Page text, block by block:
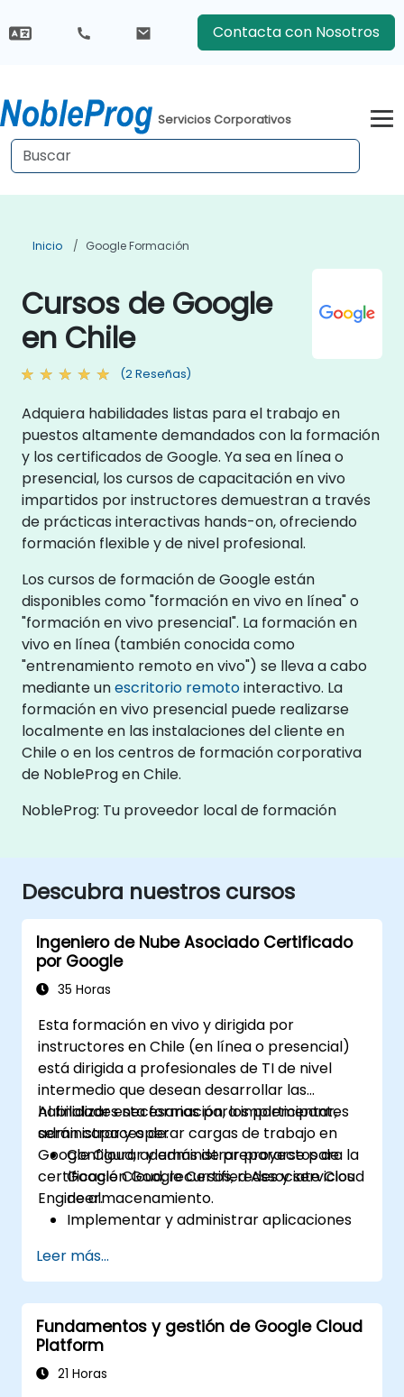
Contacta con Nosotros
Servicios Corporativos
Inicio Google Formación
Cursos de Google
en Chile
(2 Reseñas)
Adquiera habilidades listas para el trabajo en
puestos altamente demandados con la formación
y los certificados de Google. Ya sea en línea o
presencial, los cursos de capacitación en vivo
impartidos por instructores demuestran a través
de prácticas interactivas hands-on, ofreciendo
formación flexible y de nivel profesional.
Los cursos de formación de Google están
disponibles como "formación en vivo en línea" o
"formación en vivo presencial". La formación en
vivo en línea (también conocida como
"entrenamiento remoto en vivo") se lleva a cabo
mediante unescritorio remotointeractivo. La
formación en vivo presencial puede realizarse
localmente en las instalaciones del cliente en
Chile o en los centros de formación corporativa
de NobleProg en Chile.
NobleProg: Tu proveedor local de formación
Descubra nuestros cursos
Ingeniero de Nube Asociado Certificado
por Google
35 Horas
Esta formación en vivo y dirigida por
instructores en Chile (en línea o presencial)
está dirigida a profesionales de TI de nivel
intermedio que desean desarrollar las
habilidades necesarias para implementar,
administrar y operar cargas de trabajo en
Google Cloud, además de prepararse para la
certificación Google Certified Associate Cloud
Engineer.
Al finalizar esta formación, los participantes
serán capaces de:
Configurar y administrar proyectos de
Google Cloud, recursos, redes y servicios
de almacenamiento.
Implementar y administrar aplicaciones
Kubernetes Engine (GKE), Cloud Run y
App Engine.
Configurar el control de acceso basado
en identidad, controles de seguridad,
presupuestos de facturación, alertas y
monitoreo de costos.
Leer más...
Fundamentos y gestión de Google Cloud
Platform
21 Horas